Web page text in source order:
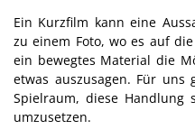
Ein Kurzfilm kann eine
zu einem Foto, wo es auf
ein bewegtes Material die
etwas auszusagen. Für
Spielraum, diese
umzusetzen.